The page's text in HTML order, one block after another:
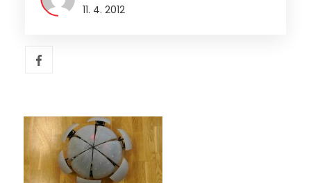
11. 4. 2012